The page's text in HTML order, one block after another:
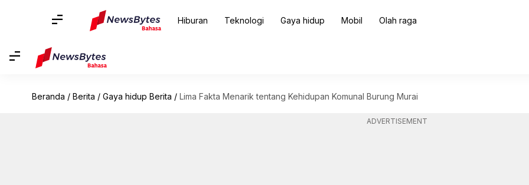
Hiburan Teknologi Gaya hidup Mobil Olah raga
Beranda / Berita / Gaya hidup Berita / Lima Fakta Menarik tentang Kehidupan Komunal Burung Murai
ADVERTISEMENT